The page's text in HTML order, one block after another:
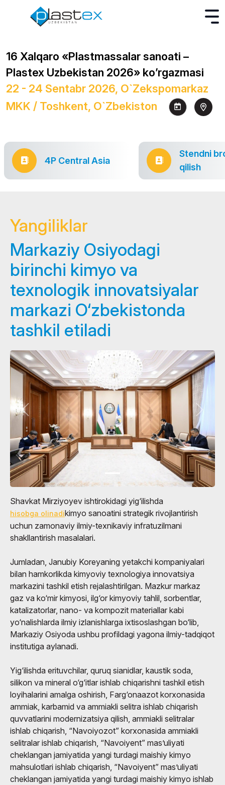
16 Xalqaro «Plastmassalar sanoati –
Plastex Uzbekistan 2026» ko’rgazmasi
22 - 24 Sentabr 2026, O`zekspomarkaz
MKK / Toshkent, O`zbekiston
4P Central Asia
Stendni
qilish
Yangiliklar
Markaziy Osiyodagi
birinchi kimyo va
texnologik innovatsiyalar
markazi O‘zbekistonda
tashkil etiladi
Shavkat Mirziyoyev ishtirokidagi yig‘ilishda
hisobga olinadikimyo sanoatini strategik rivojlantirish
uchun zamonaviy ilmiy-texnikaviy infratuzilmani
shakllantirish masalalari.
Jumladan, Janubiy Koreyaning yetakchi kompaniyalari
bilan hamkorlikda kimyoviy texnologiya innovatsiya
markazini tashkil etish rejalashtirilgan. Mazkur markaz
gaz va ko‘mir kimyosi, ilg‘or kimyoviy tahlil, sorbentlar,
katalizatorlar, nano- va kompozit materiallar kabi
yo‘nalishlarda ilmiy izlanishlarga ixtisoslashgan bo‘lib,
Markaziy Osiyoda ushbu profildagi yagona ilmiy-tadqiqot
institutiga aylanadi.
Yig‘ilishda erituvchilar, quruq sianidlar, kaustik soda,
silikon va mineral o‘g‘itlar ishlab chiqarishni tashkil etish
loyihalarini amalga oshirish, Farg‘onaazot korxonasida
ammiak, karbamid va ammiakli selitra ishlab chiqarish
quvvatlarini modernizatsiya qilish, ammiakli selitralar
ishlab chiqarish, “Navoiyozot” korxonasida ammiakli
selitralar ishlab chiqarish, “Navoiyent” mas’uliyati
cheklangan jamiyatida yangi turdagi maishiy kimyo
mahsulotlari ishlab chiqarish, “Navoiyent” mas’uliyati
cheklangan jamiyatida yangi turdagi maishiy kimyo ishlab